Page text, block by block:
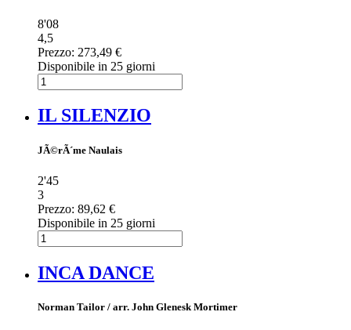
8'08
4,5
Prezzo: 273,49 €
Disponibile in 25 giorni
IL SILENZIO
JÃ©rÃ´me Naulais
2'45
3
Prezzo: 89,62 €
Disponibile in 25 giorni
INCA DANCE
Norman Tailor / arr. John Glenesk Mortimer